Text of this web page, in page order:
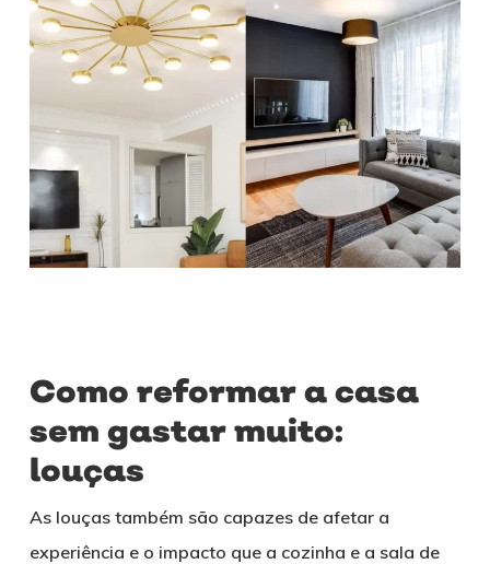
Como reformar a casa
sem gastar muito:
louças
As louças também são capazes de afetar a
experiência e o impacto que a cozinha e a sala de